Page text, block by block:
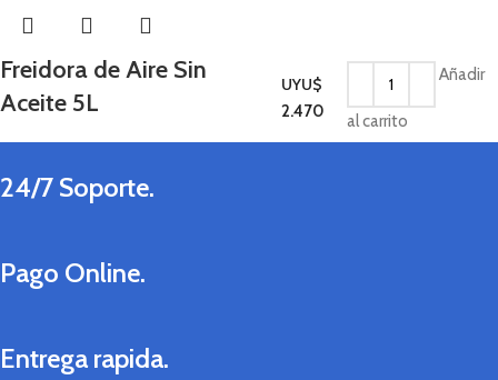
Freidora de Aire Sin
Aceite 5L
UYU$
2.470
Añadir
al carrito
24/7 Soporte.
Pago Online.
Entrega rapida.